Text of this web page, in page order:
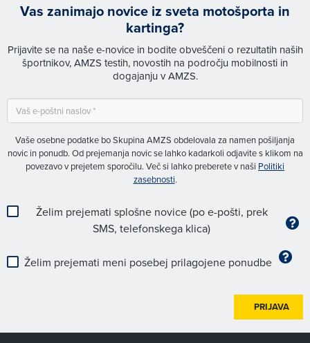
Vas zanimajo novice iz sveta motošporta in
kartinga?
Prijavite se na naše e-novice in bodite obveščeni o rezultatih naših
športnikov, AMZS testih, novostih na področju mobilnosti in
dogajanju v AMZS.
Vaše osebne podatke bo Skupina AMZS obdelovala za namen pošiljanja
novic in ponudb. Od prejemanja novic se lahko kadarkoli odjavite s klikom na
povezavo v prejetem sporočilu. Več si lahko preberete v naši Politiki
zasebnosti.
Želim prejemati splošne novice (po e-pošti, prek
SMS, telefonskega klica)
Želim prejemati meni posebej prilagojene ponudbe
PRIJAVA